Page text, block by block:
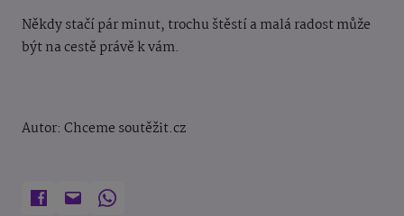
Někdy stačí pár minut, trochu štěstí a malá radost může
být na cestě právě k vám.
Autor: Chceme soutěžit.cz